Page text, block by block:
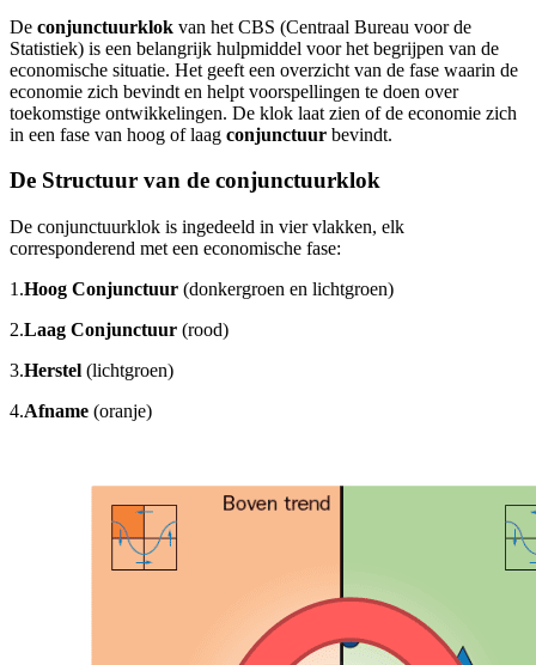
De conjunctuurklok van het CBS (Centraal Bureau voor de
Statistiek) is een belangrijk hulpmiddel voor het begrijpen van de
economische situatie. Het geeft een overzicht van de fase waarin de
economie zich bevindt en helpt voorspellingen te doen over
toekomstige ontwikkelingen. De klok laat zien of de economie zich
in een fase van hoog of laag conjunctuur bevindt.
De Structuur van de conjunctuurklok
De conjunctuurklok is ingedeeld in vier vlakken, elk
corresponderend met een economische fase:
1.Hoog Conjunctuur (donkergroen en lichtgroen)
2.Laag Conjunctuur (rood)
3.Herstel (lichtgroen)
4.Afname (oranje)